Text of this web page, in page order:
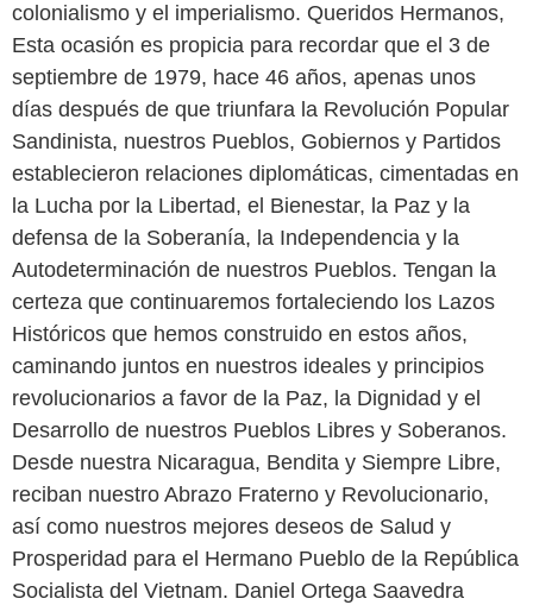
colonialismo y el imperialismo. Queridos Hermanos,
Esta ocasión es propicia para recordar que el 3 de
septiembre de 1979, hace 46 años, apenas unos
días después de que triunfara la Revolución Popular
Sandinista, nuestros Pueblos, Gobiernos y Partidos
establecieron relaciones diplomáticas, cimentadas en
la Lucha por la Libertad, el Bienestar, la Paz y la
defensa de la Soberanía, la Independencia y la
Autodeterminación de nuestros Pueblos. Tengan la
certeza que continuaremos fortaleciendo los Lazos
Históricos que hemos construido en estos años,
caminando juntos en nuestros ideales y principios
revolucionarios a favor de la Paz, la Dignidad y el
Desarrollo de nuestros Pueblos Libres y Soberanos.
Desde nuestra Nicaragua, Bendita y Siempre Libre,
reciban nuestro Abrazo Fraterno y Revolucionario,
así como nuestros mejores deseos de Salud y
Prosperidad para el Hermano Pueblo de la República
Socialista del Vietnam. Daniel Ortega Saavedra